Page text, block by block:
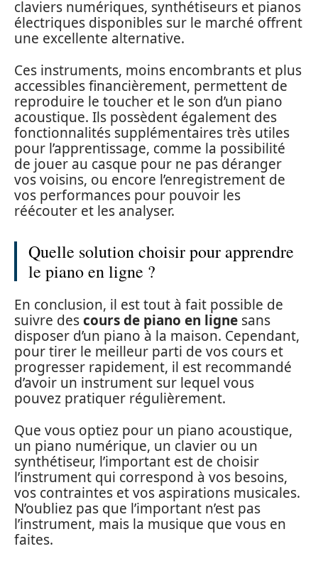
claviers numériques, synthétiseurs et pianos
électriques disponibles sur le marché offrent
une excellente alternative.
Ces instruments, moins encombrants et plus
accessibles financièrement, permettent de
reproduire le toucher et le son d’un piano
acoustique. Ils possèdent également des
fonctionnalités supplémentaires très utiles
pour l’apprentissage, comme la possibilité
de jouer au casque pour ne pas déranger
vos voisins, ou encore l’enregistrement de
vos performances pour pouvoir les
réécouter et les analyser.
Quelle solution choisir pour apprendre
le piano en ligne ?
En conclusion, il est tout à fait possible de
suivre descours de piano en ligne sans
disposer d’un piano à la maison. Cependant,
pour tirer le meilleur parti de vos cours et
progresser rapidement, il est recommandé
d’avoir un instrument sur lequel vous
pouvez pratiquer régulièrement.
Que vous optiez pour un piano acoustique,
un piano numérique, un clavier ou un
synthétiseur, l’important est de choisir
l’instrument qui correspond à vos besoins,
vos contraintes et vos aspirations musicales.
N’oubliez pas que l’important n’est pas
l’instrument, mais la musique que vous en
faites.